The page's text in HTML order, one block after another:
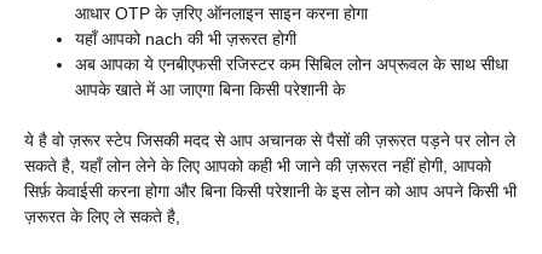
आधार OTP के ज़रिए ऑनलाइन साइन करना होगा
यहाँ आपको nach की भी ज़रूरत होगी
अब आपका ये एनबीएफसी रजिस्टर कम सिबिल लोन अप्रूवल के साथ सीधा
आपके खाते में आ जाएगा बिना किसी परेशानी के
ये है वो ज़रूर स्टेप जिसकी मदद से आप अचानक से पैसों की ज़रूरत पड़ने पर लोन ले
सकते है, यहाँ लोन लेने के लिए आपको कही भी जाने की ज़रूरत नहीं होगी, आपको
सिर्फ़ केवाईसी करना होगा और बिना किसी परेशानी के इस लोन को आप अपने किसी भी
ज़रूरत के लिए ले सकते है,